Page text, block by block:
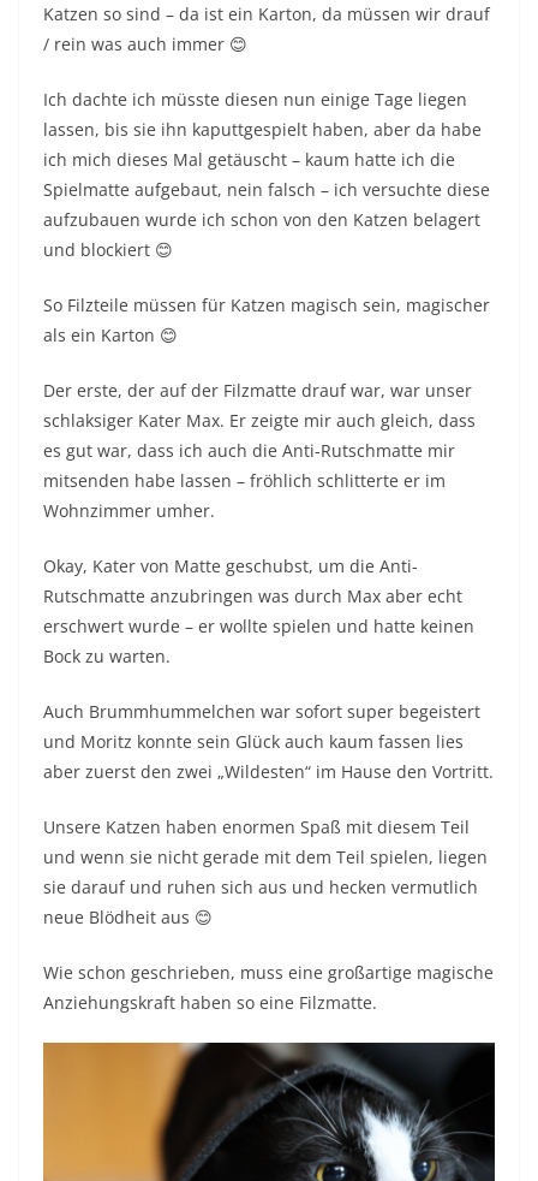
Katzen so sind – da ist ein Karton, da müssen wir drauf
/ rein was auch immer 😊
Ich dachte ich müsste diesen nun einige Tage liegen
lassen, bis sie ihn kaputtgespielt haben, aber da habe
ich mich dieses Mal getäuscht – kaum hatte ich die
Spielmatte aufgebaut, nein falsch – ich versuchte diese
aufzubauen wurde ich schon von den Katzen belagert
und blockiert 😊
So Filzteile müssen für Katzen magisch sein, magischer
als ein Karton 😊
Der erste, der auf der Filzmatte drauf war, war unser
schlaksiger Kater Max. Er zeigte mir auch gleich, dass
es gut war, dass ich auch die Anti-Rutschmatte mir
mitsenden habe lassen – fröhlich schlitterte er im
Wohnzimmer umher.
Okay, Kater von Matte geschubst, um die Anti-
Rutschmatte anzubringen was durch Max aber echt
erschwert wurde – er wollte spielen und hatte keinen
Bock zu warten.
Auch Brummhummelchen war sofort super begeistert
und Moritz konnte sein Glück auch kaum fassen lies
aber zuerst den zwei „Wildesten“ im Hause den Vortritt.
Unsere Katzen haben enormen Spaß mit diesem Teil
und wenn sie nicht gerade mit dem Teil spielen, liegen
sie darauf und ruhen sich aus und hecken vermutlich
neue Blödheit aus 😊
Wie schon geschrieben, muss eine großartige magische
Anziehungskraft haben so eine Filzmatte.